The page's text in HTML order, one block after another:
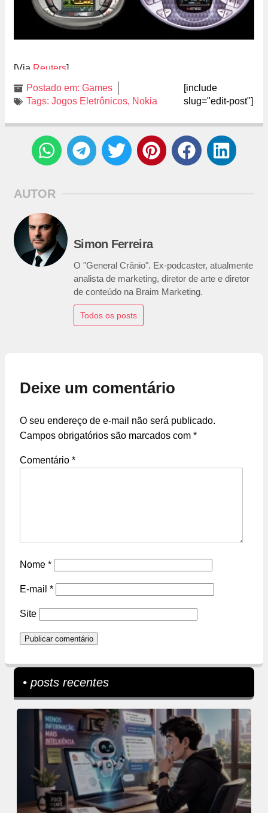
[Via Reuters]
Postado em: Games
Tags: Jogos Eletrônicos, Nokia
[include
slug="edit-post"]
AUTOR
Simon Ferreira
O "General Crânio". Ex-podcaster, atualmente
analista de marketing, diretor de arte e diretor
de conteúdo na Braim Marketing.
Todos os posts
Deixe um comentário
O seu endereço de e-mail não será publicado.
Campos obrigatórios são marcados com *
Comentário *
Nome *
E-mail *
Site
• posts recentes